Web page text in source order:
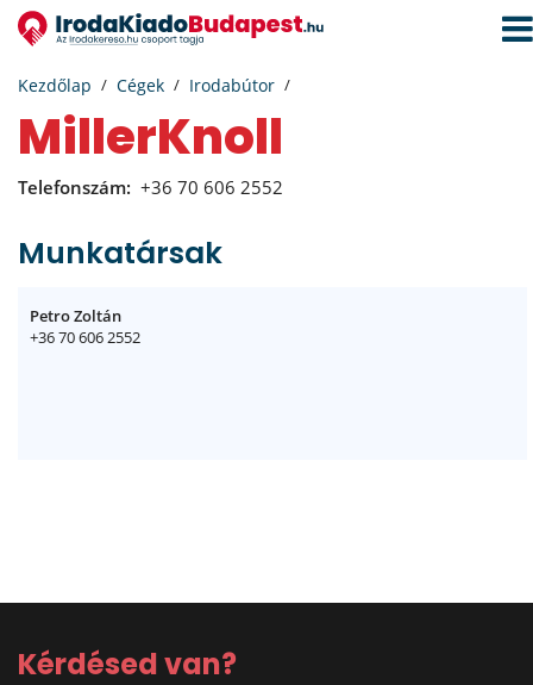
Kezdőlap Cégek Irodabútor
MillerKnoll
Telefonszám: +36 70 606 2552
Munkatársak
Petro Zoltán
+36 70 606 2552
Kérdésed van?